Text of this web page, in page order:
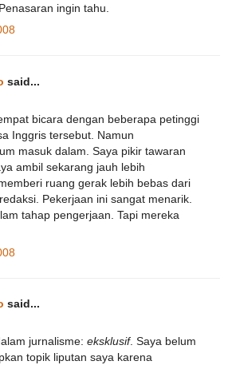
ingin tahu.
said...
bicara dengan beberapa petinggi
Inggris tersebut. Namun
masuk dalam. Saya pikir tawaran
ambil sekarang jauh lebih
ruang gerak lebih bebas dari
Pekerjaan ini sangat menarik.
tahap pengerjaan. Tapi mereka
said...
jurnalisme: eksklusif. Saya belum
topik liputan saya karena